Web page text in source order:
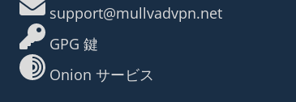
support@mullvadvpn.net
GPG 鍵
Onion サービス